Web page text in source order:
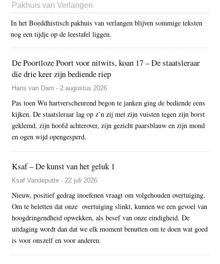
Pakhuis van Verlangen
In het Boeddhistisch pakhuis van verlangen blijven sommige teksten
nog een tijdje op de leestafel liggen.
De Poortloze Poort voor nitwits, koan 17 – De staatsleraar
die drie keer zijn bediende riep
Hans van Dam - 2 augustus 2026
Pas toen Wu hartverscheurend begon te janken ging de bediende eens
kijken. De staatsleraar lag op z’n zij met zijn vuisten tegen zijn borst
geklemd, zijn hoofd achterover, zijn gezicht paarsblauw en zijn mond
en ogen wijd opengesperd.
Ksaf – De kunst van het geluk 1
Ksaf Vandeputte - 22 juli 2026
Nieuw, positief gedrag inoefenen vraagt om volgehouden overtuiging.
Om te beletten dat onze overtuiging slinkt, kunnen we een gevoel van
hoogdringendheid opwekken, als besef van onze eindigheid. De
uitdaging wordt dan dat we elk moment benutten om te doen wat goed
is voor onszelf en voor anderen.